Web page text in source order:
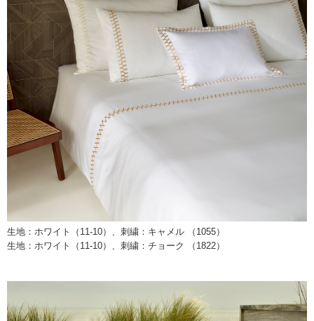
生地：ホワイト（11-10）、刺繍：キャメル （1055）
生地：ホワイト（11-10）、刺繍：チョーク （1822）